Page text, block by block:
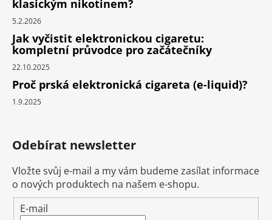
klasickým nikotinem?
5.2.2026
Jak vyčistit elektronickou cigaretu:
kompletní průvodce pro začátečníky
22.10.2025
Proč prská elektronická cigareta (e-liquid)?
1.9.2025
Odebírat newsletter
Vložte svůj e-mail a my vám budeme zasílat informace
o nových produktech na našem e-shopu.
E-mail